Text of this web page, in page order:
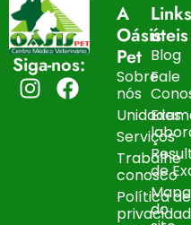
Siga-nos:
A
Oásis
Pet
Sobre
nós
Unidades
Serviços
Trabalhe
conosco
Política de
Links
úteis
Blog
Fale
de
Mapa
do